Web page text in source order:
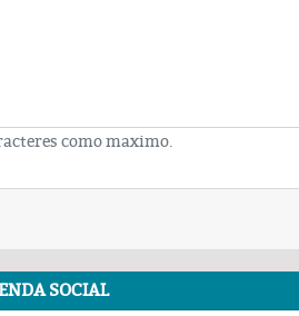
como maximo.
SOCIAL